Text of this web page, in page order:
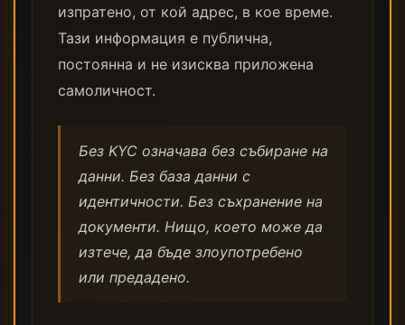
изпратено, от кой адрес, в кое време.
Тази информация е публична,
постоянна и не изисква приложена
самоличност.
Без KYC означава без събиране на
данни. Без база данни с
идентичности. Без съхранение на
документи. Нищо, което може да
изтече, да бъде злоупотребено
или предадено.